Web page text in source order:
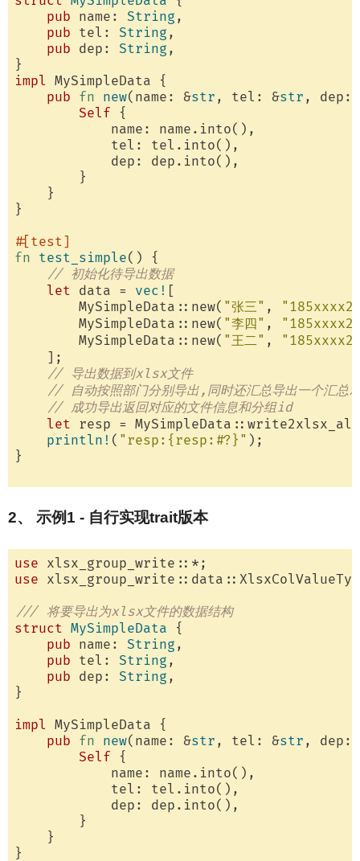
pub name: String ,
pub tel: String ,
pub dep: String ,
impl MySimpleData {
pub fn new(name: &str , tel: &str , dep:
Self {
            name: name.into(),
            tel: tel.into(),
            dep: dep.into(),
        }
    }
}
#[test]
fn test_simple() {
// 初始化待导出数据
let data = vec! [
        MySimpleData::new(
"张三" ,
        MySimpleData::new(
"李四" ,
        MySimpleData::new(
"王二" ,
    ];
// 导出数据到xlsx文件
// 自动按照部门分别导出,同时还汇总导出一个汇总
// 成功导出返回对应的文件信息和分组id
let resp =
println! ( "resp:{resp:#?}" );
}
2、 示例1 - 自行实现trait版本
use
use
/// 将要导出为xlsx文件的数据结构
struct MySimpleData {
pub name: String ,
pub tel: String ,
pub dep: String ,
}
impl MySimpleData {
pub fn new(name: &str , tel: &str , dep:
Self {
            name: name.into(),
            tel: tel.into(),
            dep: dep.into(),
        }
    }